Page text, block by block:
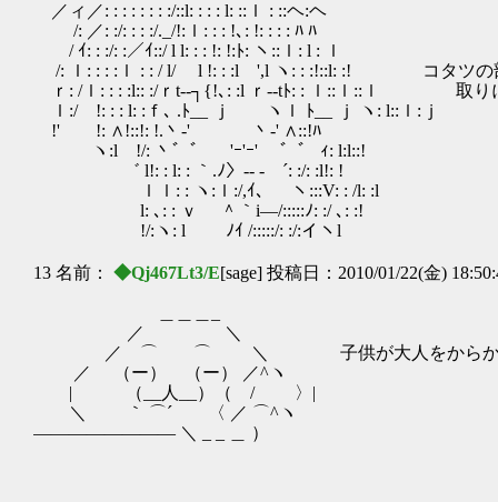
／ィ／: : : : : : : :/::l: : : : l: ::ｌ : ::ヘ:ヘ
/: ／: :/: : : :/._/!:ｌ: : : !､: !: : : : ﾊ ﾊ
/ ｲ: : :/: :／ｲ::/ l l: : : !: !:ﾄ: ヽ::ｌ: l : ｌ
/: ｌ: : : :ｌ : : / l/ l !: : :l ',l ヽ: : :!::l: :! コタツの部
ｒ: /ｌ: : : :l:: :/ｒt‐‐┐{!､: :l ｒ‐‐tﾄ: : ｌ::ｌ::ｌ 取り
ｌ:/ !: : : l: :ｆ､ .ﾄ__ ｊ ヽｌ ﾄ__ ｊ ヽ: l::ｌ:ｊ
!' !: ∧!::!: !.丶-' 丶‐' ∧::!ﾊ
ヽ:l !/: 丶゛゛ 'ｰ'ｰ' ゛゛ ｨ: l:l::!
゛ l!: : l: : ｀.ﾉ〉‐- ‐ ´: :/: :l!: !
ｌｌ: : ヽ:ｌ:/,ｲ､ ヽ:::V: : /l: :l
l: ､: : ｖ ＾｀i―/:::::ﾉ: :/ ､: :!
!/:ヽ: l ﾉｲ /:::::/: :/:イヽl
13 名前： ◆Qj467Lt3/E[sage] 投稿日：2010/01/22(金)
／ ＼
／ ⌒ ⌒ ＼ 子供が大人をからかうも
／ （ー） （ー） ／^ヽ
| （__人__）（ / 〉|
＼ ｀ ⌒´ 〈 ／ ⌒^ヽ
―――――――― ＼ _ _ ＿ ）